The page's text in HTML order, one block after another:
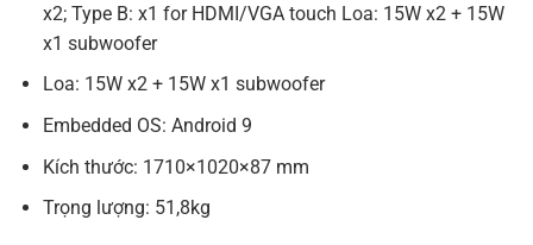
x2; Type B: x1 for HDMI/VGA touch Loa: 15W x2 + 15W
x1 subwoofer
Loa: 15W x2 + 15W x1 subwoofer
Embedded OS: Android 9
Kích thước: 1710×1020×87 mm
Trọng lượng: 51,8kg